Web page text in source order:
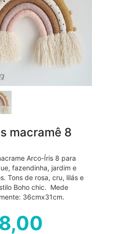
macramê 8
Arco-Íris 8 para
fazendinha, jardim e
Tons de rosa, cru, lilás e
Boho chic. Mede
36cmx31cm.